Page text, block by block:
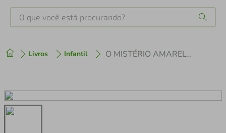
O que você está procurando?
Livros Infantil O MISTÉRIO AMARELO DA NOITE
2º cafeteira